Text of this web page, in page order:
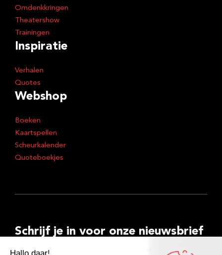
Omdenkkringen
Theatershow
Trainingen
Inspiratie
Verhalen
Quotes
Webshop
Boeken
Kaartspellen
Scheurkalender
Quoteboekjes
Schrijf je in voor onze nieuwsbrief